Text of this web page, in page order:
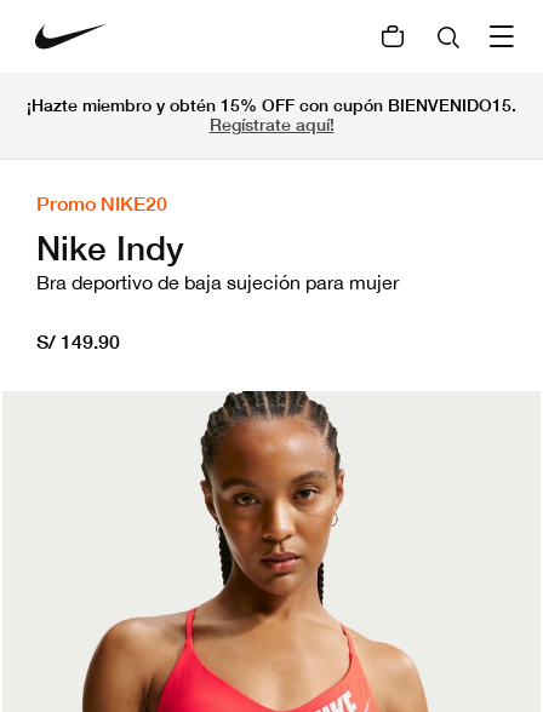
¡Hazte miembro y obtén 15% OFF con cupón BIENVENIDO15.
Regístrate aquí!
Promo NIKE20
Nike Indy
Bra deportivo de baja sujeción para mujer
S/ 149.90